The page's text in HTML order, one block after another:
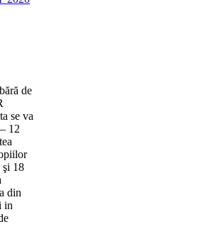
de
se va
12
şi 18
din
in